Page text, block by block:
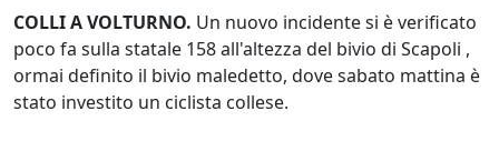
COLLI A VOLTURNO. Un nuovo incidente si è verificato
poco fa sulla statale 158 all'altezza del bivio di Scapoli ,
ormai definito il bivio maledetto, dove sabato mattina è
stato investito un ciclista collese.